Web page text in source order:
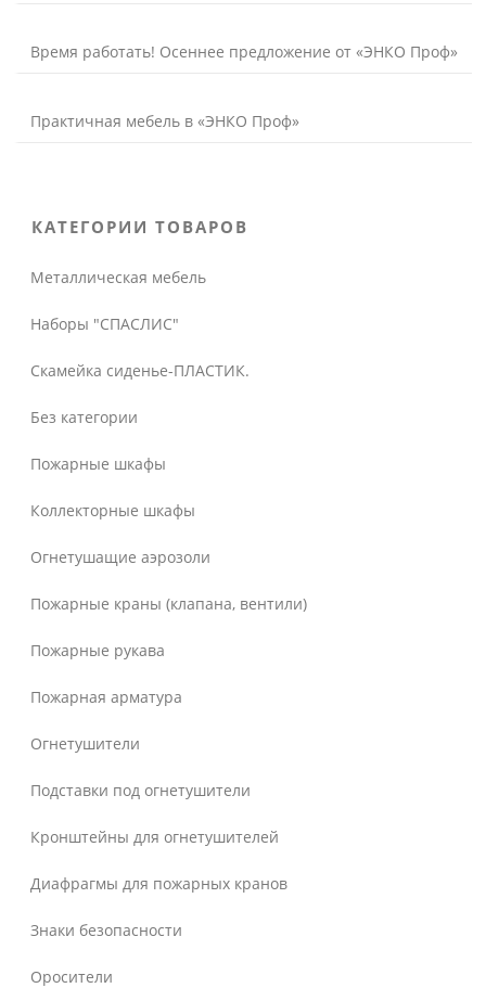
Время работать! Осеннее предложение от «ЭНКО Проф»
Практичная мебель в «ЭНКО Проф»
КАТЕГОРИИ ТОВАРОВ
Металлическая мебель
Наборы "СПАСЛИС"
Скамейка сиденье-ПЛАСТИК.
Без категории
Пожарные шкафы
Коллекторные шкафы
Огнетушащие аэрозоли
Пожарные краны (клапана, вентили)
Пожарные рукава
Пожарная арматура
Огнетушители
Подставки под огнетушители
Кронштейны для огнетушителей
Диафрагмы для пожарных кранов
Знаки безопасности
Оросители